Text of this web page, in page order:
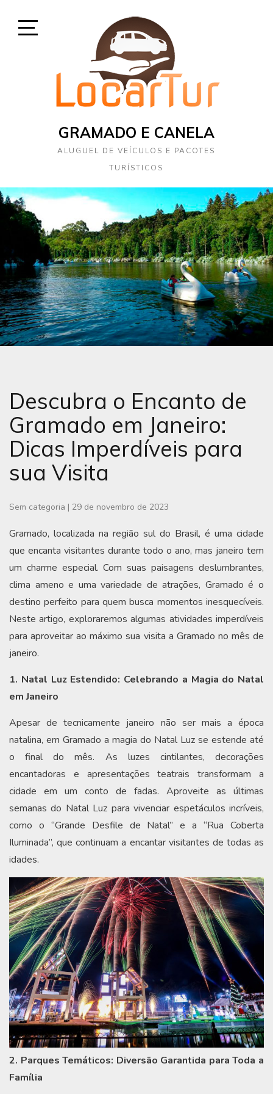
GRAMADO E CANELA
ALUGUEL DE VEÍCULOS E PACOTES
TURÍSTICOS
Descubra o Encanto de
Gramado em Janeiro:
Dicas Imperdíveis para
sua Visita
Sem categoria | 29 de novembro de 2023
Gramado, localizada na região sul do Brasil, é uma cidade
que encanta visitantes durante todo o ano, mas janeiro tem
um charme especial. Com suas paisagens deslumbrantes,
clima ameno e uma variedade de atrações, Gramado é o
destino perfeito para quem busca momentos inesquecíveis.
Neste artigo, exploraremos algumas atividades imperdíveis
para aproveitar ao máximo sua visita a Gramado no mês de
janeiro.
1. Natal Luz Estendido: Celebrando a Magia do Natal
em Janeiro
Apesar de tecnicamente janeiro não ser mais a época
natalina, em Gramado a magia do Natal Luz se estende até
o final do mês. As luzes cintilantes, decorações
encantadoras e apresentações teatrais transformam a
cidade em um conto de fadas. Aproveite as últimas
semanas do Natal Luz para vivenciar espetáculos incríveis,
como o “Grande Desfile de Natal” e a “Rua Coberta
Iluminada”, que continuam a encantar visitantes de todas as
idades.
2. Parques Temáticos: Diversão Garantida para Toda a
Família